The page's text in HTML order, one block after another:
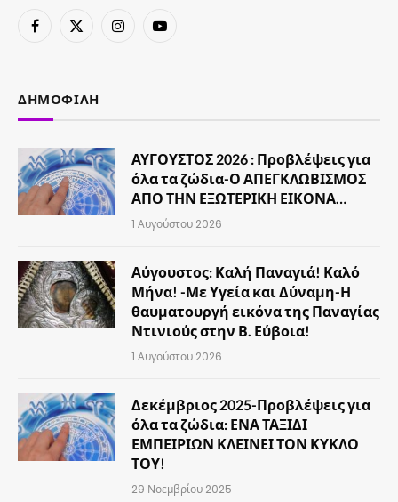
Facebook
X
InstagramYouTube
ΔΗΜΟΦΙΛΉ
ΑΥΓΟΥΣΤΟΣ 2026 : Προβλέψεις για
όλα τα ζώδια-Ο ΑΠΕΓΚΛΩΒΙΣΜΟΣ
ΑΠΟ ΤΗΝ ΕΞΩΤΕΡΙΚΗ ΕΙΚΟΝΑ…
1 Αυγούστου 2026
Αύγουστος: Καλή Παναγιά! Καλό
Μήνα! -Με Υγεία και Δύναμη-Η
θαυματουργή εικόνα της Παναγίας
Ντινιούς στην Β. Εύβοια!
1 Αυγούστου 2026
Δεκέμβριος 2025-Προβλέψεις για
όλα τα ζώδια: ΕΝΑ ΤΑΞΙΔΙ
ΕΜΠΕΙΡΙΩΝ ΚΛΕΙΝΕΙ ΤΟΝ ΚΥΚΛΟ
ΤΟΥ!
29 Νοεμβρίου 2025